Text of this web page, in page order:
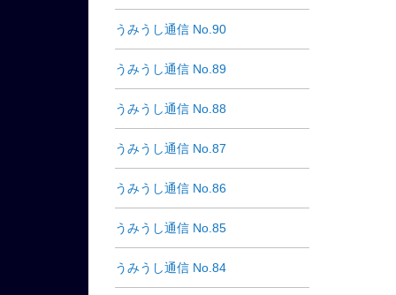
うみうし通信 No.90
うみうし通信 No.89
うみうし通信 No.88
うみうし通信 No.87
うみうし通信 No.86
うみうし通信 No.85
うみうし通信 No.84